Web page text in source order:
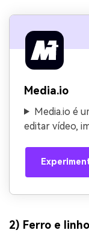
Media.io
Media.io é
editar vídeo,
2) Ferro e linho